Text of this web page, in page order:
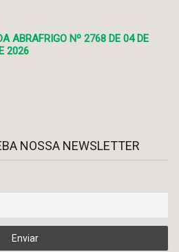
ABRAFRIGO Nº 2768 DE 04 DE
2026
NOSSA NEWSLETTER